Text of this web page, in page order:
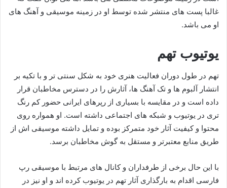
غالبا پست های منتشر شده توسط او در زمینه موسیقی و آهنگ های
او می باشد.
یوتیوب تهم
تهم در طول دوران فعالیت هنری خود به شکل سنتی‌ تر و با تکیه بر
انتشار آلبوم‌ ها و تک‌ آهنگ‌ ها، آثارش را در دسترس مخاطبان قرار
داده است و در مقایسه با بسیاری از رپرهای ایرانی حضور کم‌ رنگ‌
تری در یوتیوب و شبکه‌ های اجتماعی داشته است. او همواره روی
محتوا و کیفیت آثار خود متمرکز بوده و تمایل داشته موسیقی‌ اش از
طریق منابع معتبرتر و مستقل به گوش مخاطبان برسد.
با این حال برخی از طرفداران و کانال‌ های مرتبط با موسیقی رپ
فارسی اقدام به بارگذاری آثار تهم در یوتیوب کرده‌ اند و او نیز در